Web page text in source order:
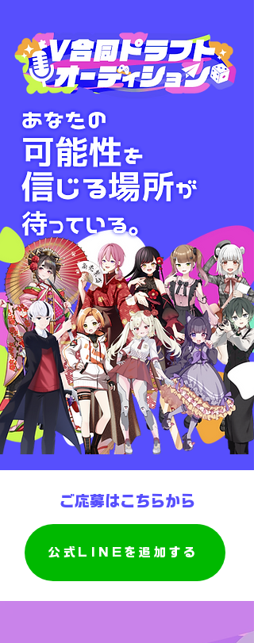
ご応募はこちらから
公式LINEを追加する